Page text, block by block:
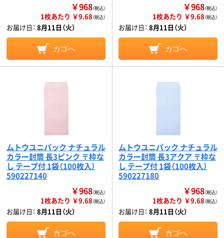
￥968（税込）
1枚あたり ￥9.68（税込）
お届け日： 8月11日（火）
カゴへ
￥968（税込）
1枚あたり ￥9.68（税込）
お届け日： 8月11日（火）
カゴへ
ムトウユニパック ナチュラル
カラー封筒 長3ピンク 〒枠な
し テープ付 1袋（100枚入）
590227140
￥968（税込）
1枚あたり ￥9.68（税込）
お届け日： 8月11日（火）
カゴへ
ムトウユニパック ナチュラル
カラー封筒 長3アクア 〒枠な
し テープ付 1袋（100枚入）
590227180
￥968（税込）
1枚あたり ￥9.68（税込）
お届け日： 8月11日（火）
カゴへ